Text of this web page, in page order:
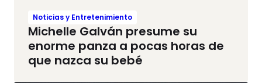
Noticias y Entretenimiento
Michelle Galván presume su
enorme panza a pocas horas de
que nazca su bebé